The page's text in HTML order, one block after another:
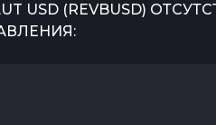
USD (REVBUSD)